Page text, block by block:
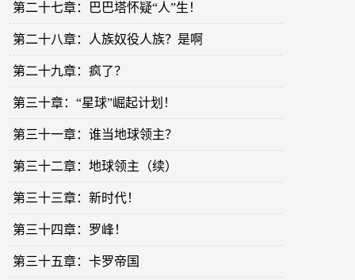
第二十七章：巴巴塔怀疑“人”生！
第二十八章：人族奴役人族？是啊
第二十九章：疯了？
第三十章：“星球”崛起计划！
第三十一章：谁当地球领主？
第三十二章：地球领主（续）
第三十三章：新时代！
第三十四章：罗峰！
第三十五章：卡罗帝国